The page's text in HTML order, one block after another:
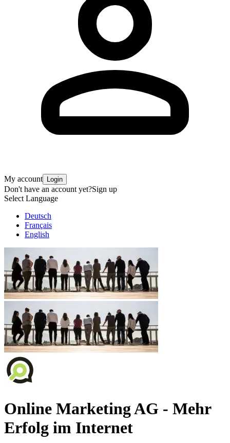
My account Login
Don't have an account yet?Sign up
Select Language
Deutsch
Français
English
Online Marketing AG - Mehr
Erfolg im Internet